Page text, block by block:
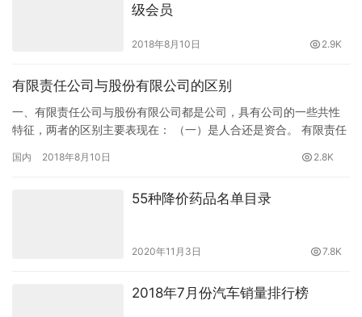
级会员
2018年8月10日 2.9K
有限责任公司与股份有限公司的区别
一、有限责任公司与股份有限公司都是公司，具有公司的一些共性
特征，两者的区别主要表现在： （一）是人合还是资合。 有限责任
产…
国内 2018年8月10日 2.8K
55种降价药品名单目录
2020年11月3日 7.8K
2018年7月份汽车销量排行榜